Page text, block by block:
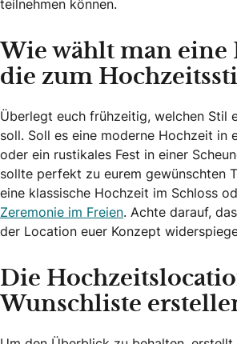
teilnehmen können.
Wie wählt man eine
die zum
Überlegt euch frühzeitig, welchen Stil
soll. Soll es eine moderne Hochzeit in
oder ein rustikales Fest in einer
sollte perfekt zu eurem gewünschten
eine klassische Hochzeit im Schloss
Zeremonie im Freien. Achte darauf,
der Location euer Konzept
Die
Wunschliste